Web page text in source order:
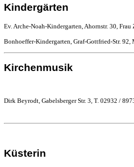
Kindergärten
Ev. Arche-Noah-Kindergarten, Ahornstr. 30, Frau
Bonhoeffer-Kindergarten, Graf-Gottfried-Str. 92,
Kirchenmusik
Dirk Beyrodt, Gabelsberger Str. 3, T. 02932 /
Küsterin